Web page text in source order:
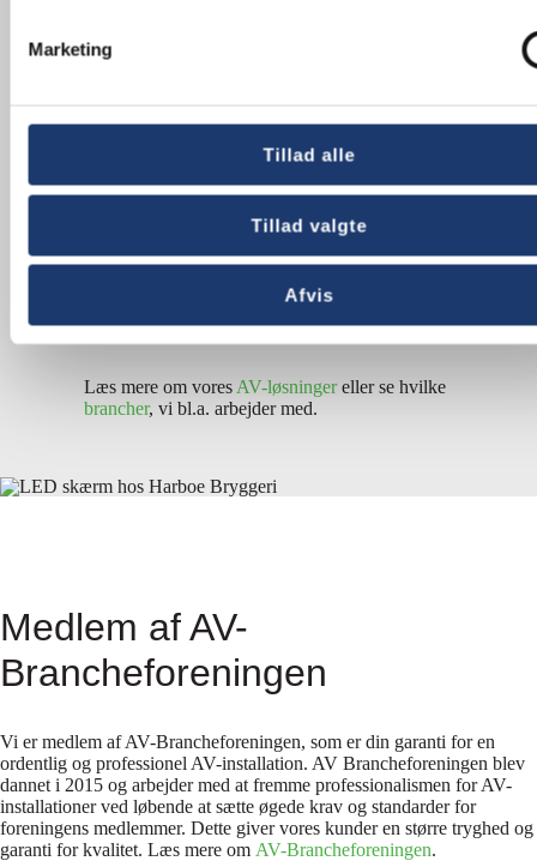
Marketing
Tillad alle
Tillad valgte
Afvis
tilpasseraltidløsningen til omgivelserne og
konsulenter er vi med jer hele vejen – fra første
vision til den færdige installation – og
Har du brug for inspiration til din næste AV-
løsning? Kontakt os på telefon+45 5577 4030
info@av-huset.dk for en snak om
muligheder og et uforpligtende tilbud.
Læs mere om vores AV-løsningereller se hvilke
brancher, vi bl.a. arbejder med.
Medlem af AV-
Brancheforeningen
Vi er medlem af AV-Brancheforeningen, som er din garanti for en
ordentlig og professionel AV-installation. AV Brancheforeningen blev
dannet i 2015 og arbejder med at fremme professionalismen for AV-
installationer ved løbende at sætte øgede krav og standarder for
foreningens medlemmer. Dette giver vores kunder en større tryghed og
garanti for kvalitet. Læs mere om AV-Brancheforeningen.